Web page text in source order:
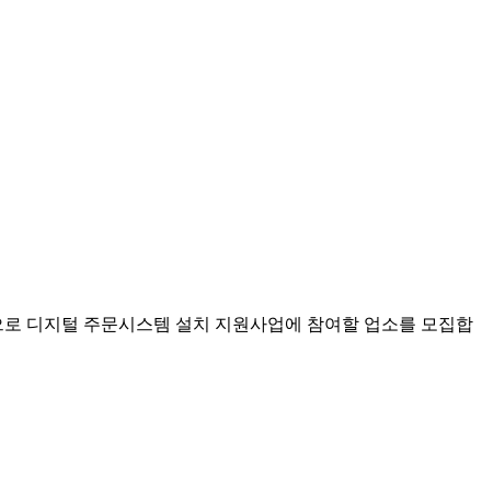
디지털 주문시스템 설치 지원사업에 참여할 업소를 모집합